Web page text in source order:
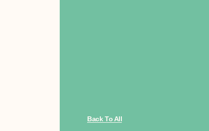
Back To All